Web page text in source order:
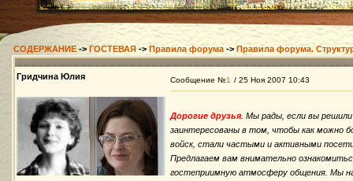
СОДЕРЖАНИЕ ->ГОСТЕВАЯ-> Правила форума ->Правила форума.
Гридчина Юлия Сообщение №1 / 25 Ноя 2007 10:43
Дорогие друзья. Мы рады, если вы
заинтересованы в том, чтобы как можно
войск, стали частыми и активными
Предлагаем вам внимательно
гостеприимную атмосферу общения. Мы